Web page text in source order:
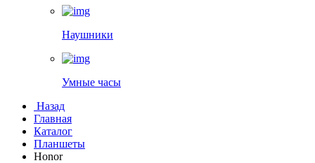
Наушники
Умные часы
Назад
Главная
Каталог
Планшеты
Honor